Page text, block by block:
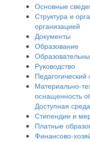
Основные
Структура и
организацией
Документы
Образование
Руководство
Педагогический
Материально-
оснащенность
Доступная среда
Стипендии и
Платные
Финансово-